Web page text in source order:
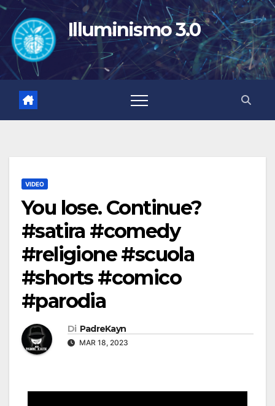
Salta
contenuto
Illuminismo 3.0
VIDEO
You lose. Continue?
#satira #comedy
#religione #scuola
#shorts #comico
#parodia
Di PadreKayn
MAR 18, 2023